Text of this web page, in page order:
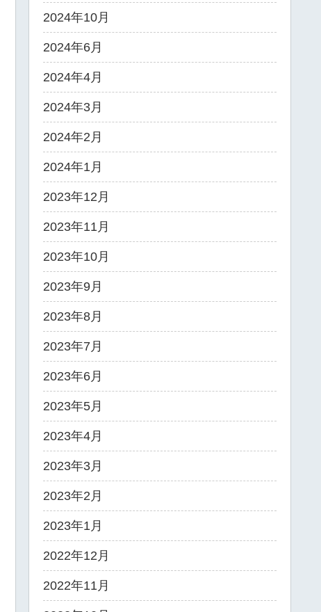
2024年10月
2024年6月
2024年4月
2024年3月
2024年2月
2024年1月
2023年12月
2023年11月
2023年10月
2023年9月
2023年8月
2023年7月
2023年6月
2023年5月
2023年4月
2023年3月
2023年2月
2023年1月
2022年12月
2022年11月